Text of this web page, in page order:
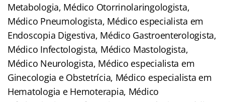
Metabologia, Médico Otorrinolaringologista,
Médico Pneumologista, Médico especialista em
Endoscopia Digestiva, Médico Gastroenterologista,
Médico Infectologista, Médico Mastologista,
Médico Neurologista, Médico especialista em
Ginecologia e Obstetrícia, Médico especialista em
Hematologia e Hemoterapia, Médico